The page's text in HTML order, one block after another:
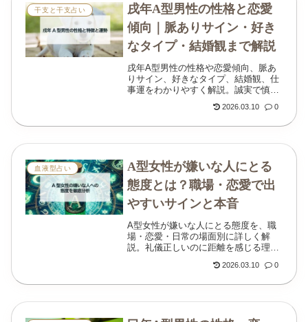
干支と干支占い
戌年A型男性の性格と恋愛
傾向｜脈ありサイン・好き
なタイプ・結婚観まで解説
戌年A型男性の性格や恋愛傾向、脈あ
りサイン、好きなタイプ、結婚観、仕
事運をわかりやすく解説。誠実で慎重
2026.03.10 0
血液型占い
A型女性が嫌いな人にとる
態度とは？職場・恋愛で出
やすいサインと本音
A型女性が嫌いな人にとる態度を、職
場・恋愛・日常の場面別に詳しく解
説。礼儀正しいのに距離を感じる理
置するとどうなるかまでわかりやすく
2026.03.10 0